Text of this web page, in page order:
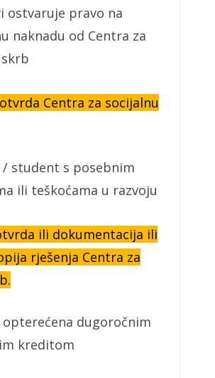
ostvaruje pravo na
naknadu od Centra za
Centra za socijalnu
/ student s posebnim
ili teškoćama u razvoju
ili dokumentacija ili
rješenja Centra za
dugoročnim
kreditom